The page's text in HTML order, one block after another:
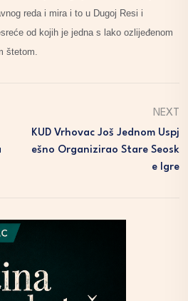
reda i mira i to u Dugoj Resi i
od kojih je jedna s lako ozlijeđenom
štetom.
NEXT
KUD Vrhovac Još Jednom Uspj
Ešno Organizirao Stare Seosk
E Igre